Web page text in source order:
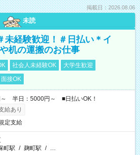
掲載日：2026.08.06
未読
未経験歓迎！＃日払い＊イ
机の運搬のお仕事
社会人未経験OK
大学生歓迎
接OK
～ 半日：5000円～ ■日払いOK！
給あり
定支給
町駅 / 麹町駅 / …